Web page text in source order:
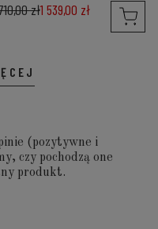
zł1 539,00 zł
(pozytywne i
czy pochodzą one
produkt.